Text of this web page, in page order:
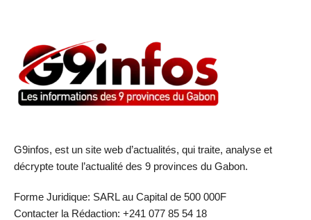
G9infos, est un site web d’actualités, qui traite, analyse et
décrypte toute l’actualité des 9 provinces du Gabon.
Forme Juridique: SARL au Capital de 500 000F
Contacter la Rédaction: +241 077 85 54 18